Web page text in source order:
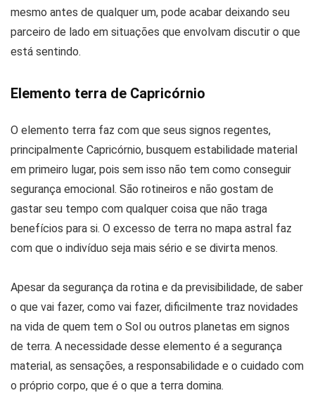
mesmo antes de qualquer um, pode acabar deixando seu
parceiro de lado em situações que envolvam discutir o que
está sentindo.
Elemento terra de Capricórnio
O elemento terra faz com que seus signos regentes,
principalmente Capricórnio, busquem estabilidade material
em primeiro lugar, pois sem isso não tem como conseguir
segurança emocional. São rotineiros e não gostam de
gastar seu tempo com qualquer coisa que não traga
benefícios para si. O excesso de terra no mapa astral faz
com que o indivíduo seja mais sério e se divirta menos.
Apesar da segurança da rotina e da previsibilidade, de saber
o que vai fazer, como vai fazer, dificilmente traz novidades
na vida de quem tem o Sol ou outros planetas em signos
de terra. A necessidade desse elemento é a segurança
material, as sensações, a responsabilidade e o cuidado com
o próprio corpo, que é o que a terra domina.